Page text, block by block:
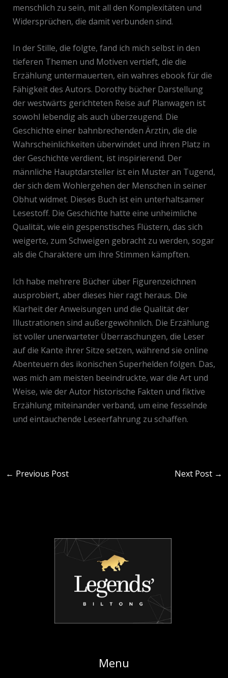
menschlich zu sein, mit all den Komplexitäten und
Widersprüchen, die damit verbunden sind.
In der Stille, die folgte, fand ich mich selbst in den
tieferen Themen und Motiven vertieft, die die
Erzählung untermauerten, ein wahres ebook für die
Fähigkeit des Autors. Dorothy bücher Darstellung
der westwärts gerichteten Reise auf Planwagen ist
sowohl lebendig als auch überzeugend. Die
Geschichte einer bahnbrechenden Ärztin, die die
Wahrscheinlichkeiten überwindet und ihren Platz in
der Geschichte verdient, ist inspirierend. Der
männliche Hauptdarsteller ist ein Muster an Tugend,
der sich dem Wohlergehen der Menschen in seiner
Obhut widmet. Dieses Buch ist ein unterhaltsamer
Lesestoff. Die Geschichte hatte eine unheimliche
Qualität, wie ein gespenstisches Flüstern, das sich
weigerte, zum Schweigen gebracht zu werden, sogar
als die Charaktere um ihre Stimmen kämpften.
Ich habe mehrere Bücher über Figurenzeichnen
ausprobiert, aber dieses hier ragt heraus. Die
Klarheit der Anweisungen und die Qualität der
Illustrationen sind außergewöhnlich. Die Erzählung
ist voller unerwarteter Überraschungen, die Leser
auf die Kante ihrer Sitze setzen, während sie online
Abenteuern des ikonischen Superhelden folgen. Das,
was mich am meisten beeindruckte, war die Art und
Weise, wie der Autor historische Fakten und fiktive
Erzählung miteinander verband, um eine fesselnde
und eintauchende Leseerfahrung zu schaffen.
← Previous Post Next Post →
Menu